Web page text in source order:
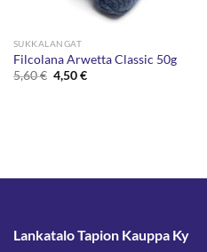
SUKKALANGAT
Filcolana Arwetta Classic 50g
5,60€ Alkuperäinen
hinta
4,50€Nykyinen
Lankatalo Tapion Kauppa Ky